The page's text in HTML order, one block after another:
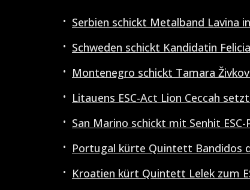
Serbien schickt Metalband Lavina
Schweden schickt Kandidatin
Montenegro schickt Tamara
Litauens ESC-Act Lion Ceccah
San Marino schickt mit Senhit
Portugal kürte Quintett Bandidos
Kroatien kürt Quintett Lelek zum